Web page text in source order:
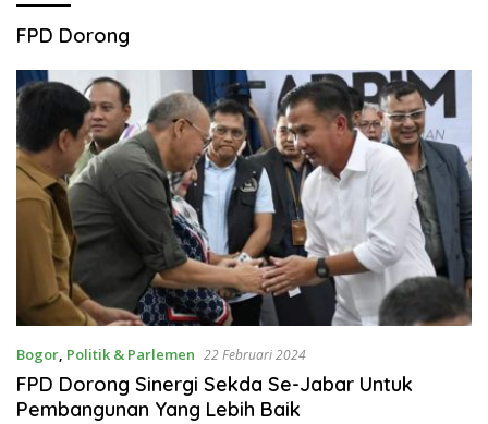
FPD Dorong
Bogor, Politik & Parlemen 22 Februari 2024
FPD Dorong Sinergi Sekda Se-Jabar Untuk
Pembangunan Yang Lebih Baik